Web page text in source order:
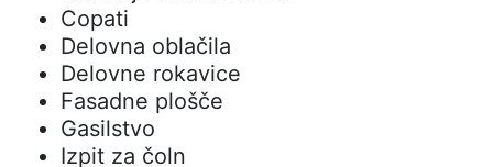
Copati
Delovna oblačila
Delovne rokavice
Fasadne plošče
Gasilstvo
Izpit za čoln